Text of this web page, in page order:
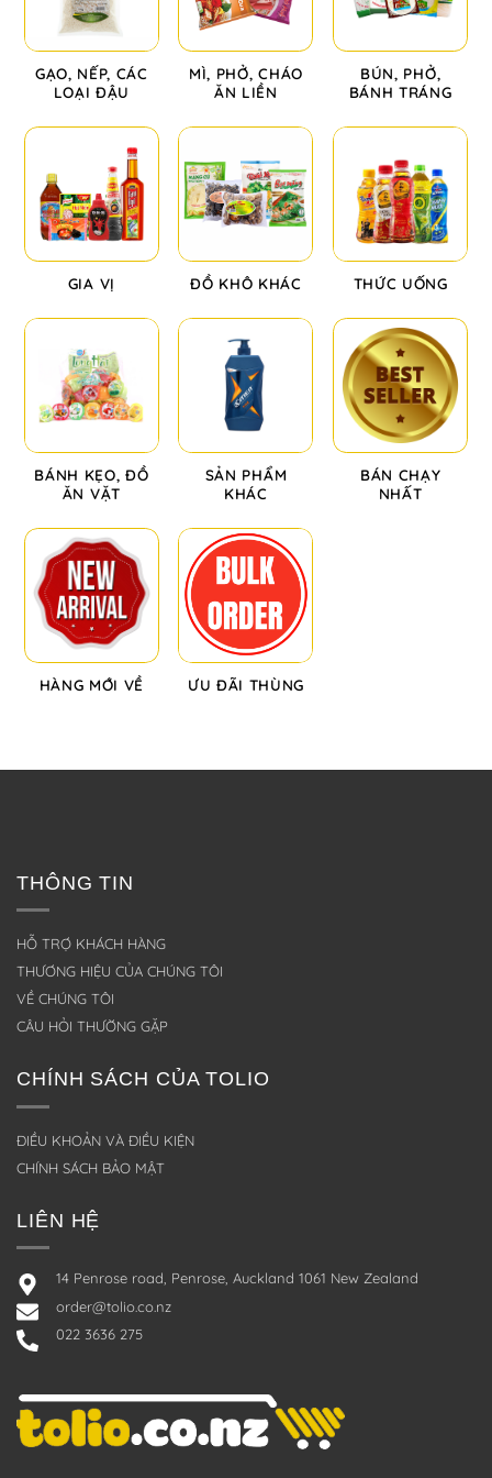
GẠO, NẾP, CÁC
LOẠI ĐẬU
MÌ, PHỞ, CHÁO
ĂN LIỀN
BÚN, PHỞ,
BÁNH TRÁNG
GIA VỊ ĐỒ KHÔ KHÁC THỨC UỐNG
BÁNH KẸO, ĐỒ
ĂN VẶT
SẢN PHẨM
KHÁC
BÁN CHẠY
NHẤT
HÀNG MỚI VỀ ƯU ĐÃI THÙNG
THÔNG TIN
HỖ TRỢ KHÁCH HÀNG
THƯƠNG HIỆU CỦA CHÚNG TÔI
VỀ CHÚNG TÔI
CÂU HỎI THƯỜNG GẶP
CHÍNH SÁCH CỦA TOLIO
ĐIỀU KHOẢN VÀ ĐIỀU KIỆN
CHÍNH SÁCH BẢO MẬT
LIÊN HỆ
14 Penrose road, Penrose, Auckland 1061 New Zealand
order@tolio.co.nz
022 3636 275